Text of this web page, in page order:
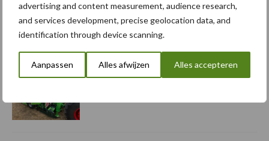
advertising and content measurement, audience research,
and services development, precise geolocation data, and
identification through device scanning.
Aanpassen Alles afwijzen Alles accepteren
5 aug
Komatsu HM460-6 knikdumper legt
lat opnieuw hoger
5 aug
Nieuwe compacte gedragen